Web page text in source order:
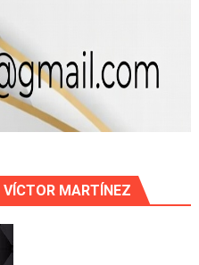
MARTÍNEZ